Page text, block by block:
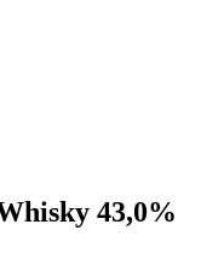
43,0%